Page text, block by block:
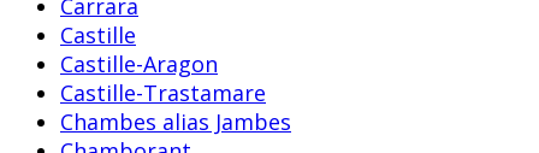
Castille
Castille-Aragon
Castille-Trastamare
Chambes alias Jambes